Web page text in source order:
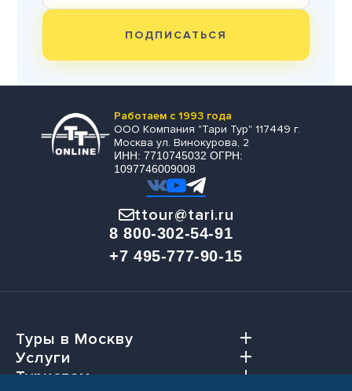
ПОДПИСАТЬСЯ
Работаем с 1993 года
ООО Компания "Тари Тур" 117449 г.
Москва ул. Винокурова, 2
ИНН: 7710745032 ОГРН:
1097746009008
ttour@tari.ru
8 800-302-54-91
+7 495-777-90-15
Туры в Москву
Услуги
Туристам